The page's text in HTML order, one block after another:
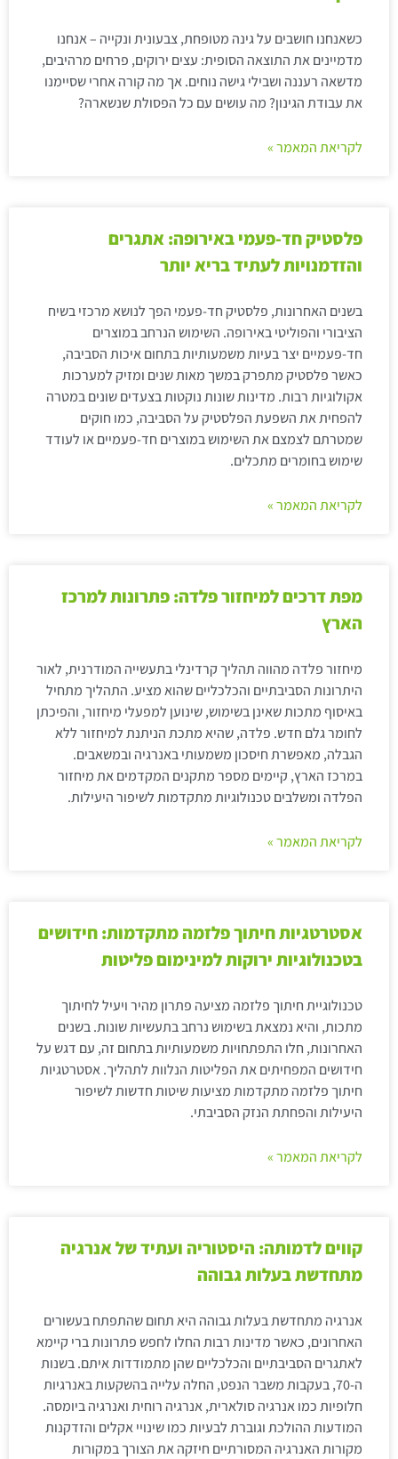
כשאנחנו חושבים על גינה מטופחת, צבעונית ונקייה – אנחנו
מדמיינים את התוצאה הסופית: עצים ירוקים, פרחים מרהיבים,
מדשאה רעננה ושבילי גישה נוחים. אך מה קורה אחרי שסיימנו
את עבודת הגינון? מה עושים עם כל הפסולת שנשארה?
לקריאת המאמר »
פלסטיק חד-פעמי באירופה: אתגרים
והזדמנויות לעתיד בריא יותר
בשנים האחרונות, פלסטיק חד-פעמי הפך לנושא מרכזי בשיח
הציבורי והפוליטי באירופה. השימוש הנרחב במוצרים
חד-פעמיים יצר בעיות משמעותיות בתחום איכות הסביבה,
כאשר פלסטיק מתפרק במשך מאות שנים ומזיק למערכות
אקולוגיות רבות. מדינות שונות נוקטות בצעדים שונים במטרה
להפחית את השפעת הפלסטיק על הסביבה, כמו חוקים
שמטרתם לצמצם את השימוש במוצרים חד-פעמיים או לעודד
שימוש בחומרים מתכלים.
לקריאת המאמר »
מפת דרכים למיחזור פלדה: פתרונות למרכז
הארץ
מיחזור פלדה מהווה תהליך קרדינלי בתעשייה המודרנית, לאור
היתרונות הסביבתיים והכלכליים שהוא מציע. התהליך מתחיל
באיסוף מתכות שאינן בשימוש, שינוען למפעלי מיחזור, והפיכתן
לחומר גלם חדש. פלדה, שהיא מתכת הניתנת למיחזור ללא
הגבלה, מאפשרת חיסכון משמעותי באנרגיה ובמשאבים.
במרכז הארץ, קיימים מספר מתקנים המקדמים את מיחזור
הפלדה ומשלבים טכנולוגיות מתקדמות לשיפור היעילות.
לקריאת המאמר »
אסטרטגיות חיתוך פלזמה מתקדמות: חידושים
בטכנולוגיות ירוקות למינימום פליטות
טכנולוגיית חיתוך פלזמה מציעה פתרון מהיר ויעיל לחיתוך
מתכות, והיא נמצאת בשימוש נרחב בתעשיות שונות. בשנים
האחרונות, חלו התפתחויות משמעותיות בתחום זה, עם דגש על
חידושים המפחיתים את הפליטות הנלוות לתהליך. אסטרטגיות
חיתוך פלזמה מתקדמות מציעות שיטות חדשות לשיפור
היעילות והפחתת הנזק הסביבתי.
לקריאת המאמר »
קווים לדמותה: היסטוריה ועתיד של אנרגיה
מתחדשת בעלות גבוהה
אנרגיה מתחדשת בעלות גבוהה היא תחום שהתפתח בעשורים
האחרונים, כאשר מדינות רבות החלו לחפש פתרונות ברי קיימא
לאתגרים הסביבתיים והכלכליים שהן מתמודדות איתם. בשנות
ה-70, בעקבות משבר הנפט, החלה עלייה בהשקעות באנרגיות
חלופיות כמו אנרגיה סולארית, אנרגיה רוחית ואנרגיה ביומסה.
המודעות ההולכת וגוברת לבעיות כמו שינויי אקלים והזדקנות
מקורות האנרגיה המסורתיים חיזקה את הצורך במקורות